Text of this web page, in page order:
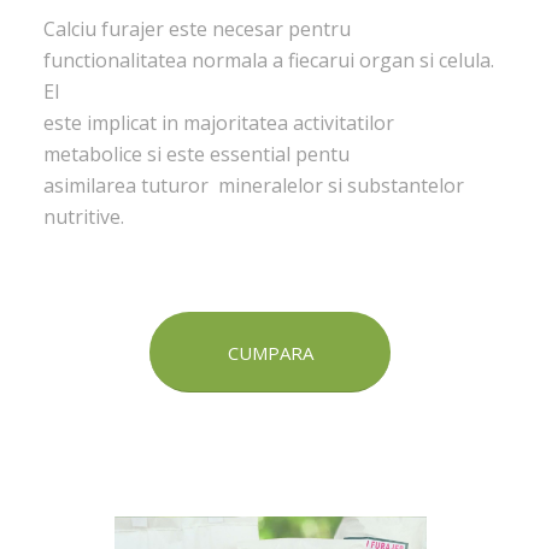
Calciu furajer este necesar pentru
functionalitatea normala a fiecarui organ si celula.
El
este implicat in majoritatea activitatilor
metabolice si este essential pentu
asimilarea tuturor mineralelor si substantelor
nutritive.
CUMPARA